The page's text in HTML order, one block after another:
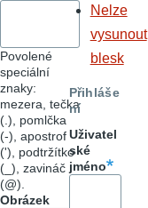
Povolené
speciální
znaky:
mezera, tečka
(.), pomlčka
(-), apostrof
('), podtržítko
(_), zavináč
(@).
Obrázek
Nelze
vysunout
blesk
Přihláše
ní
Uživatel
ské
jméno